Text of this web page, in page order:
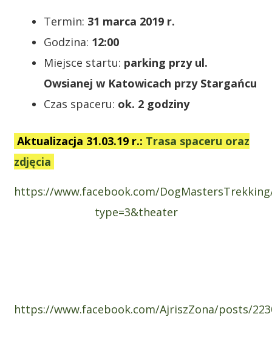
Termin: 31 marca 2019 r.
Godzina: 12:00
Miejsce startu: parking przy ul.
Owsianej w Katowicach przy Stargańcu
Czas spaceru: ok. 2 godziny
Aktualizacja 31.03.19 r.: Trasa spaceru oraz
zdjęcia
https://www.facebook.com/
type=3&theater
https://www.facebook.com/AjriszZona/posts/